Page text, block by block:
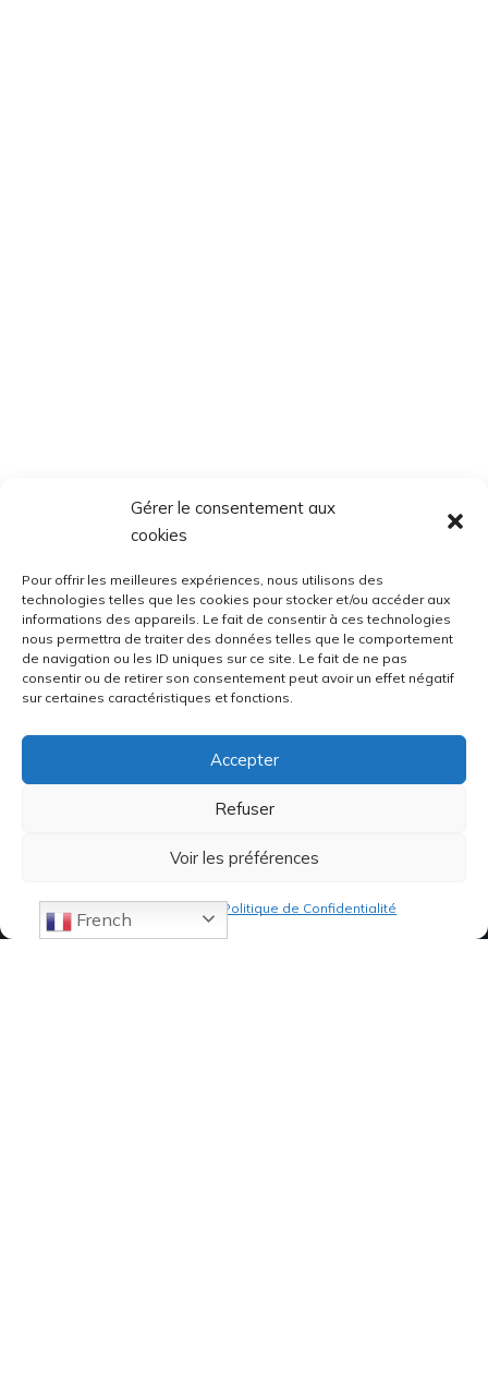
Gérer le consentement aux
cookies
Pour offrir les meilleures expériences, nous utilisons des
technologies telles que les cookies pour stocker et/ou accéder aux
informations des appareils. Le fait de consentir à ces technologies
nous permettra de traiter des données telles que le comportement
de navigation ou les ID uniques sur ce site. Le fait de ne pas
consentir ou de retirer son consentement peut avoir un effet négatif
sur certaines caractéristiques et fonctions.
Accepter
Refuser
Voir les préférences
Politique de Confidentialité
French